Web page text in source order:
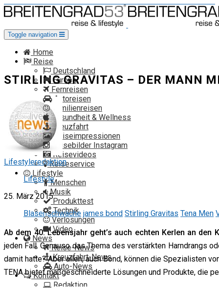
Toggle navigation
Home
Reise
Deutschland
Europa
Fernreisen
Autoreisen
Familienreisen
Gesundheit & Wellness
Kreuzfahrt
Reiseimpressionen
Reisebilder Instagram
Reisevideos
Reiseservice
Lifestyle
Menschen
Musik
Produkttest
Technik
Verlosungen
Video
News
Reise-News
Kreuzfahrt-News
Auto-News
Kontakt
Redaktion
STIRLING GRAVITAS – DER MANN
Lifestyleredaktion
Lifestyle
25. März 2015
Blasenschwäche james bond Stirling Gravitas Tena Men
Ab dem 40. Lebensjahr geht’s auch echten Kerlen an den
jeden Fall. Genauso das Thema des verstärkten Harndrangs
damit hatte? Aber allen, auch Bond, können die Spezialisten
TENA bietet maßgeschneiderte Lösungen und Produkte, die